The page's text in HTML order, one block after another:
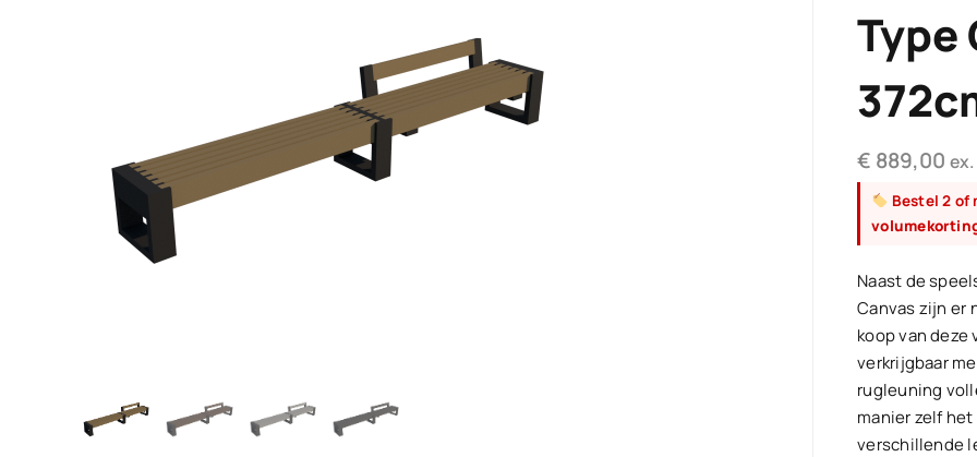
Type
€ 889,00 ex.
Bestel 2 of
Naast de
Canvas zijn er
koop van
verkrijgbaar
rugleuning
manier zelf
verschillende